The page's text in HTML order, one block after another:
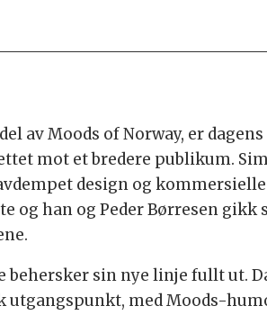
av Moods of Norway, er
mot et bredere publikum.
design og
han og Peder Børresen gikk
behersker sin nye linje fullt ut.
med Moods-